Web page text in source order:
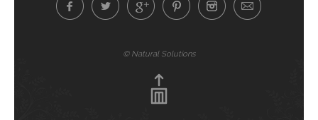
© Natural Solutions